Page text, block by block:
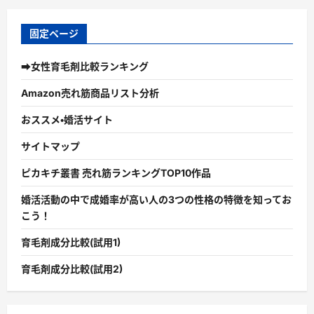
固定ページ
➡女性育毛剤比較ランキング
Amazon売れ筋商品リスト分析
おススメ・婚活サイト
サイトマップ
ピカキチ叢書 売れ筋ランキングTOP10作品
婚活活動の中で成婚率が高い人の3つの性格の特徴を知ってお
こう！
育毛剤成分比較(試用1)
育毛剤成分比較(試用2)